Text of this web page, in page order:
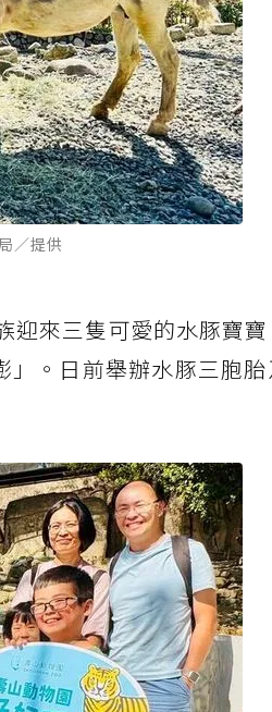
／提供
迎來三隻可愛的水豚寶
。日前舉辦水豚三胞胎